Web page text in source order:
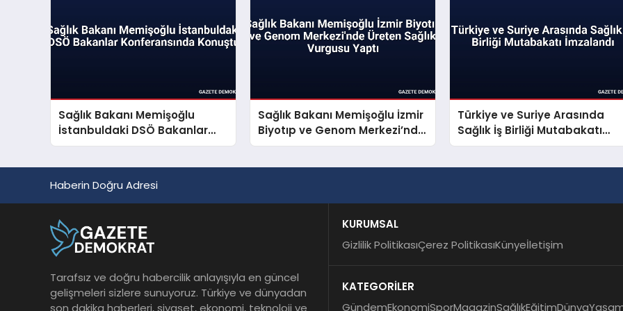
Sağlık Bakanı Memişoğlu
İstanbuldaki DSÖ Bakanlar
Konferansında Konuştu
Sağlık Bakanı Memişoğlu İzmir
Biyotıp ve Genom Merkezi’nde
Üreten Sağlık Vurgusu Yaptı
Türkiye ve Suriye Arasında
Sağlık İş Birliği Mutabakatı
İmzalandı
Haberin Doğru Adresi
Tarafsız ve doğru habercilik anlayışıyla en güncel
gelişmeleri sizlere sunuyoruz. Türkiye ve dünyadan
son dakika haberleri, siyaset, ekonomi, teknoloji ve
KURUMSAL
Gizlilik PolitikasıÇerez PolitikasıKünyeİletişim
KATEGORİLER
GündemEkonomiSporMagazinSağlıkEğitimDünya